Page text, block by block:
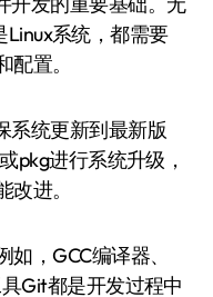
Linux系统，都需要
置。
系统更新到最新版
pkg进行系统升级，
进。
，GCC编译器、
Git都是开发过程中